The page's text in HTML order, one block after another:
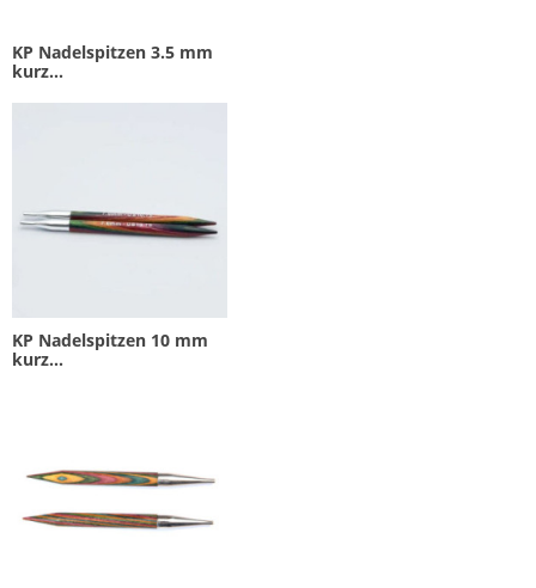
KP Nadelspitzen 3.5 mm
kurz...
KP Nadelspitzen 10 mm
kurz...